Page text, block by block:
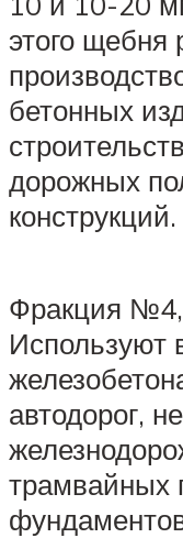
этого щебня
бетонных
дорожных
конструкций.
Фракция
Используют
автодорог,
трамвайных